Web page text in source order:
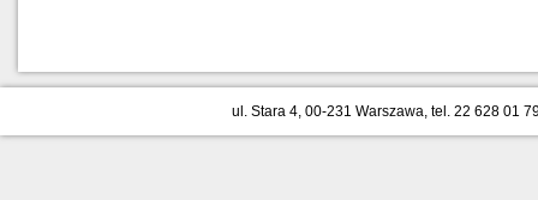
ul. Stara 4, 00-231 Warszawa, tel. 22 628 01